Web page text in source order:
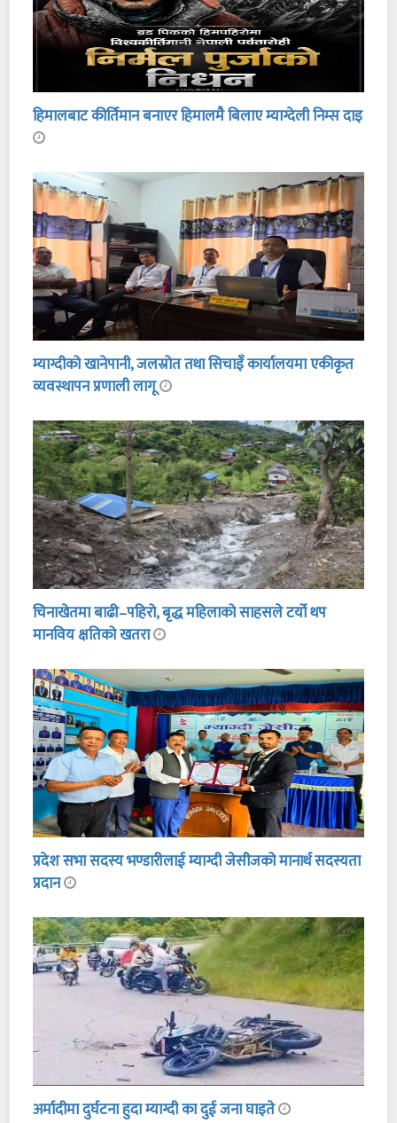
हिमालबाट कीर्तिमान बनाएर हिमालमै बिलाए म्याग्देली निम्स दाइ
म्याग्दीको खानेपानी, जलस्रोत तथा सिचाइँ कार्यालयमा एकीकृत
व्यवस्थापन प्रणाली लागू
चिनाखेतमा बाढी–पहिरो, बृद्ध महिलाको साहसले टर्यो थप
मानविय क्षतिको खतरा
प्रदेश सभा सदस्य भण्डारीलाई म्याग्दी जेसीजको मानार्थ सदस्यता
प्रदान
अर्मादीमा दुर्घटना हुदा म्याग्दी का दुई जना घाइते